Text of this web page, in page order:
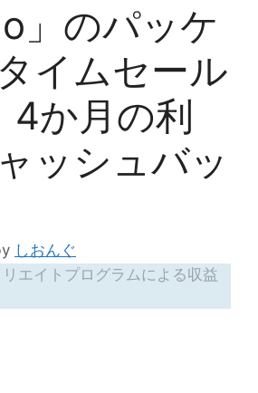
」のパッケ
イムセール
4か月の利
ッシュバッ
しおんぐ
エイトプログラムによる収益